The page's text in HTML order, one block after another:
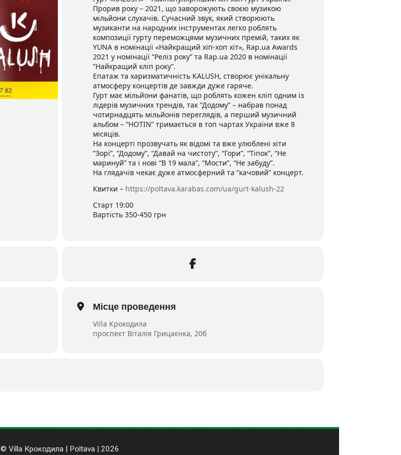
Прорив року – 2021, що заворожують своєю музикою
мільйони слухачів. Сучасний звук, який створюють
музиканти на народних інструментах легко роблять
композиції гурту переможцями музичних премій, таких як
YUNA в номінації «Найкращий хіп-хоп хіт», Rap.ua Awards
2021 у номінації “Реліз року” та Rap.ua 2020 в номінації
“Найкращий кліп року”.
Епатаж та харизматичність KALUSH, створює унікальну
атмосферу концертів де завжди дуже гаряче.
Гурт має мільйони фанатів, що роблять кожен кліп одним із
лідерів музичних трендів, так “Додому” – набрав понад
чотирнадцять мільйонів переглядів, а перший музичний
альбом – “HOTIN” тримається в топ чартах України вже 8
місяців.
На концерті прозвучать як відомі та вже улюблені хіти
“Зорі”, “Додому”, “Давай на чистоту”, “Гори”, “Тіпок”, “Не
маринуй” та і нові “В 19 мала”, “Мости”, “Не забуду”.
На глядачів чекає дуже атмосферний та “качовий” концерт.
Квитки – https://poltava.karabas.com/ua/gurt-kalush-22
Старт 19:00
Вартість 350-450 грн
Місце проведення
Villa Крокодила
проспект Віталія Грицаєнка, 20б
© Villa Крокодила | Poltava | 2026